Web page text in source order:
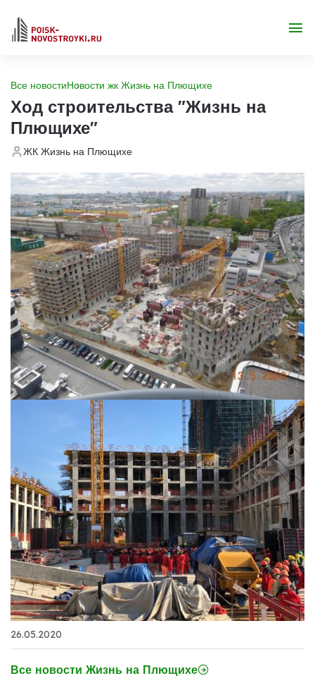
Все новостиНовости жк Жизнь на Плющихе
Ход строительства "Жизнь на
Плющихе"
ЖК Жизнь на Плющихе
26.05.2020
Все новости Жизнь на Плющихе